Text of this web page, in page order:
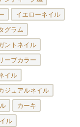
イエローネイル
グラム
ントネイル
ーブカラー
イル
ジュアルネイル
カーキ
ル